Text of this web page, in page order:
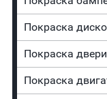
Покраска
Покраска
Покраска